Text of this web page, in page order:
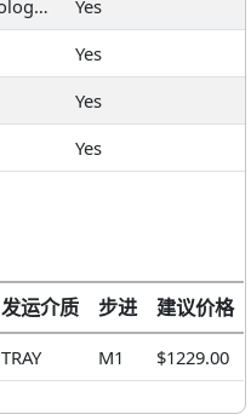
英特尔 Trusted Execution Technology *
Yes
Yes
Yes
Yes
发运介质 步进 建议价格
TRAY M1 $1229.00